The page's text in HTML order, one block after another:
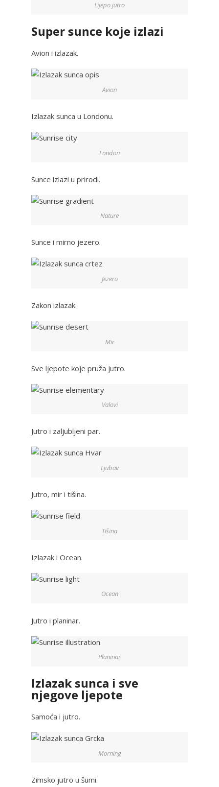
Lijepo jutro
Super sunce koje izlazi
Avion i izlazak.
Avion
Izlazak sunca u Londonu.
London
Sunce izlazi u prirodi.
Nature
Sunce i mirno jezero.
Jezero
Zakon izlazak.
Mir
Sve ljepote koje pruža jutro.
Valovi
Jutro i zaljubljeni par.
Ljubav
Jutro, mir i tišina.
Tišina
Izlazak i Ocean.
Ocean
Jutro i planinar.
Planinar
Izlazak sunca i sve
njegove ljepote
Samoća i jutro.
Morning
Zimsko jutro u šumi.